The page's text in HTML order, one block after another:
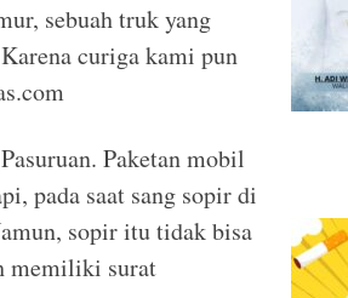
sebuah truk yang
curiga kami pun
Paketan mobil
pada saat sang sopir di
sopir itu tidak bisa
memiliki surat